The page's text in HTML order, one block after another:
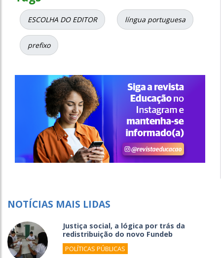
ESCOLHA DO EDITOR língua portuguesa
prefixo
NOTÍCIAS MAIS LIDAS
Justiça social, a lógica por trás da
redistribuição do novo Fundeb
POLÍTICAS PÚBLICAS